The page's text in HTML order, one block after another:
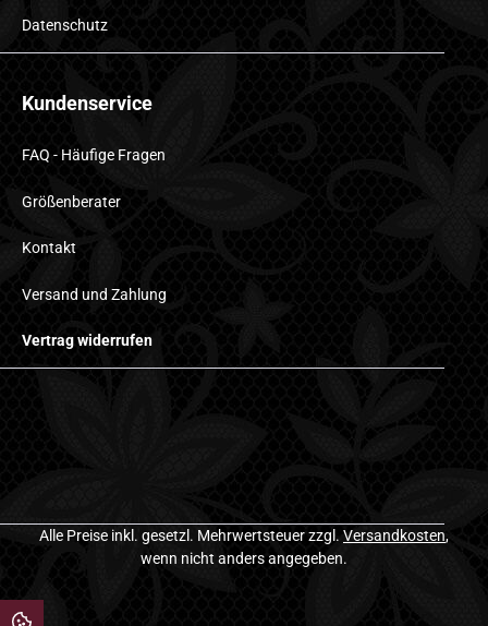
Datenschutz
Kundenservice
FAQ - Häufige Fragen
Größenberater
Kontakt
Versand und Zahlung
Vertrag widerrufen
Alle Preise inkl. gesetzl. Mehrwertsteuer zzgl. Versandkosten,
wenn nicht anders angegeben.